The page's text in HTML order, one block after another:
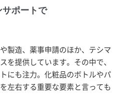
ポートで
製造、薬事申請のほか、テシマ
を提供しています。その中で、
にも注力。化粧品のボトルやパ
左右する重要な要素と言っても